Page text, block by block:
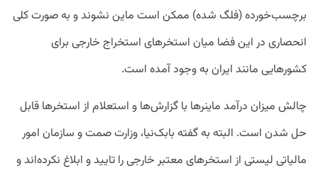
برچسب‌خورده (فلگ‌ شده) ممکن است ماین نشوند و به صورت کلی
انحصاری در این فضا میان استخر‌های استخراج خارجی برای
کشورهایی مانند ایران به وجود آمده است.
چالش میزان درآمد ماینرها با گزارش‌ها و استعلام از استخرها قابل
حل شدن است. البته به گفته بابک‌نیا، وزارت صمت و سازمان امور
مالیاتی لیستی از استخر‌های معتبر خارجی را تایید و ابلاغ نکرده‌اند و